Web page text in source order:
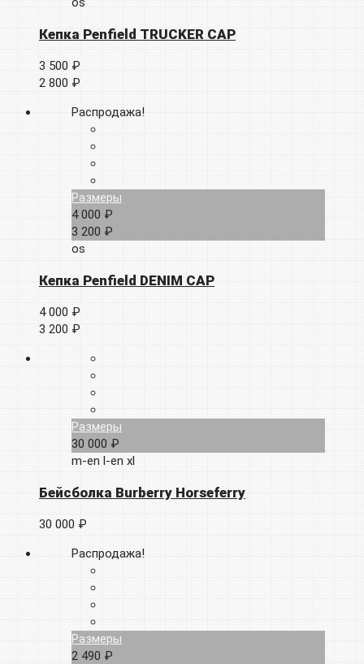
Кепка Penfield TRUCKER CAP
3 500 ₽
2 800 ₽
Распродажа!
Размеры
4 000 ₽
3 200 ₽
os
Кепка Penfield DENIM CAP
4 000 ₽
3 200 ₽
Размеры
30 000 ₽
m-en l-en xl
Бейсболка Burberry Horseferry
30 000 ₽
Распродажа!
Размеры
2 490 ₽